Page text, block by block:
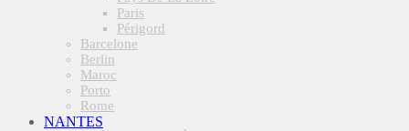
Paris
Périgord
Barcelone
Berlin
Maroc
Porto
Rome
NANTES